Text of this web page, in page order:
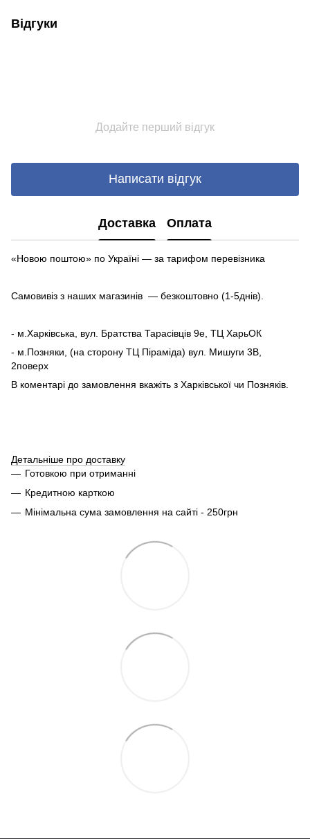
Відгуки
Додайте перший відгук
Написати відгук
Доставка Оплата
«Новою поштою» по Україні — за тарифом перевізника
Самовивіз з наших магазинів — безкоштовно (1-5днів).
- м.Харківська, вул. Братства Тарасівців 9е, ТЦ ХарьОК
- м.Позняки, (на сторону ТЦ Піраміда) вул. Мишуги 3В,
2поверх
В коментарі до замовлення вкажіть з Харківської чи Позняків.
Детальніше про доставку
Готовкою при отриманні
Кредитною карткою
Мінімальна сума замовлення на сайті - 250грн